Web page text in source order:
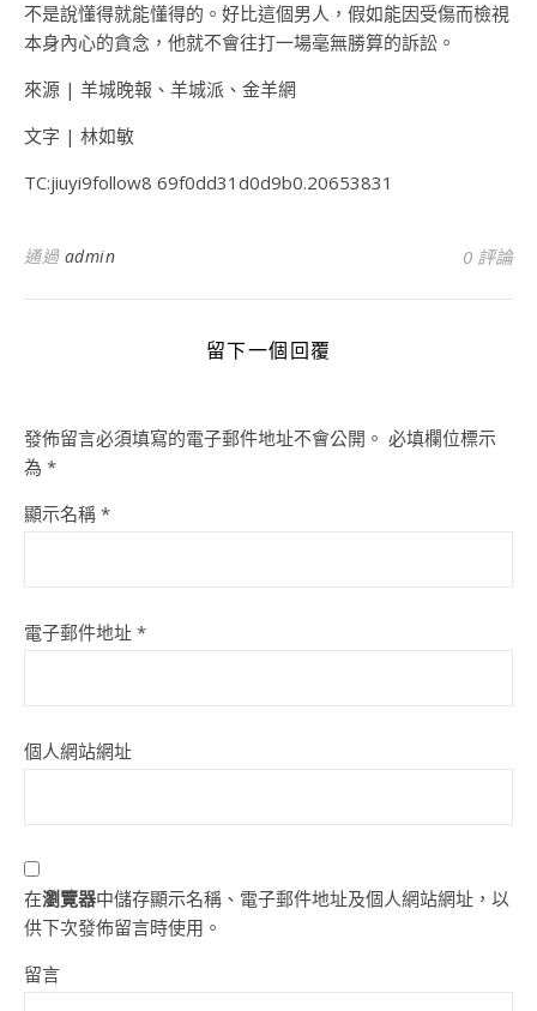
不是說懂得就能懂得的。好比這個男人，假如能因受傷而檢視
本身內心的貪念，他就不會往打一場毫無勝算的訴訟。
來源 | 羊城晚報、羊城派、金羊網
文字 | 林如敏
TC:jiuyi9follow8 69f0dd31d0d9b0.20653831
通過 admin 0 評論
留下一個回覆
發佈留言必須填寫的電子郵件地址不會公開。 必填欄位標示
為 *
顯示名稱 *
電子郵件地址 *
個人網站網址
在瀏覽器中儲存顯示名稱、電子郵件地址及個人網站網址，以
供下次發佈留言時使用。
留言